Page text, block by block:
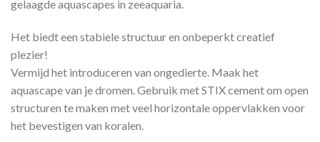
gelaagde aquascapes in zeeaquaria.
Het biedt een stabiele structuur en onbeperkt creatief
plezier!
Vermijd het introduceren van ongedierte. Maak het
aquascape van je dromen. Gebruik met STIX cement om open
structuren te maken met veel horizontale oppervlakken voor
het bevestigen van koralen.